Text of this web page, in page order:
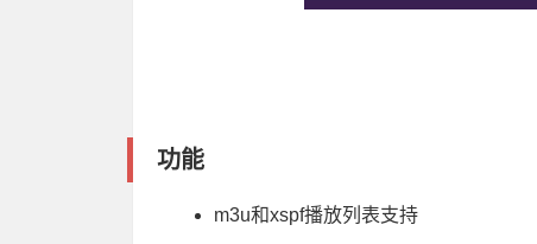
功能
m3u和xspf播放列表支持